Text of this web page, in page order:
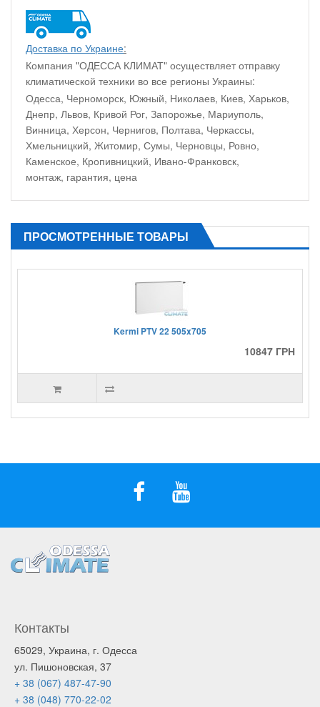
Доставка по Украине:
Компания "ОДЕССА КЛИМАТ" осуществляет отправку
климатической техники во все регионы Украины:
Одесса, Черноморск, Южный, Николаев, Киев, Харьков,
Днепр, Львов, Кривой Рог, Запорожье, Мариуполь,
Винница, Херсон, Чернигов, Полтава, Черкассы,
Хмельницкий, Житомир, Сумы, Черновцы, Ровно,
Каменское, Кропивницкий, Ивано-Франковск,
монтаж, гарантия, цена
ПРОСМОТРЕННЫЕ ТОВАРЫ
Kermi PTV 22 505x705
10847 ГРН
Контакты
65029, Украина, г. Одесса
ул. Пишоновская, 37
+ 38 (067) 487-47-90
+ 38 (048) 770-22-02